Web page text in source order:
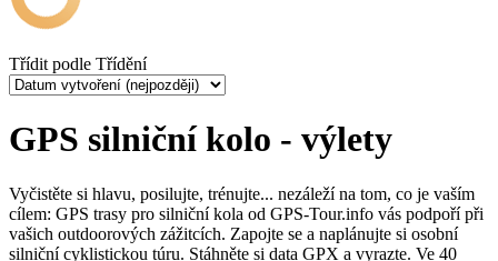
Třídit podle Třídění
GPS silniční kolo - výlety
Vyčistěte si hlavu, posilujte, trénujte... nezáleží na tom, co je vaším
cílem: GPS trasy pro silniční kola od GPS-Tour.info vás podpoří při
vašich outdoorových zážitcích. Zapojte se a naplánujte si osobní
silniční cyklistickou túru. Stáhněte si data GPX a vyrazte. Ve 40